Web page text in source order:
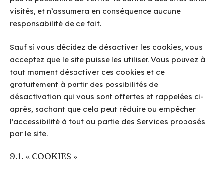
visités, et n’assumera en conséquence aucune
responsabilité de ce fait.
Sauf si vous décidez de désactiver les cookies, vous
acceptez que le site puisse les utiliser. Vous pouvez à
tout moment désactiver ces cookies et ce
gratuitement à partir des possibilités de
désactivation qui vous sont offertes et rappelées ci-
après, sachant que cela peut réduire ou empêcher
l’accessibilité à tout ou partie des Services proposés
par le site.
9.1. « COOKIES »